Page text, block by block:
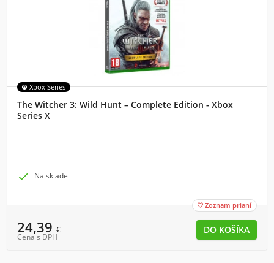
Xbox Series
The Witcher 3: Wild Hunt – Complete Edition - Xbox
Series X
 Na sklade
 Zoznam prianí
24,39 €
Cena s DPH